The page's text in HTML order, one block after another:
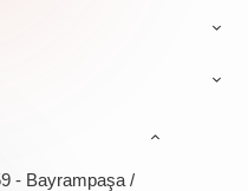
- Bayrampaşa /